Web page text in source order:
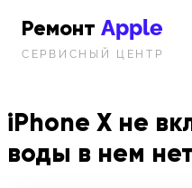
Ремонт Apple
СЕРВИСНЫЙ ЦЕНТР
iPad
MacBook i-info
iPhone X не
воды в нем